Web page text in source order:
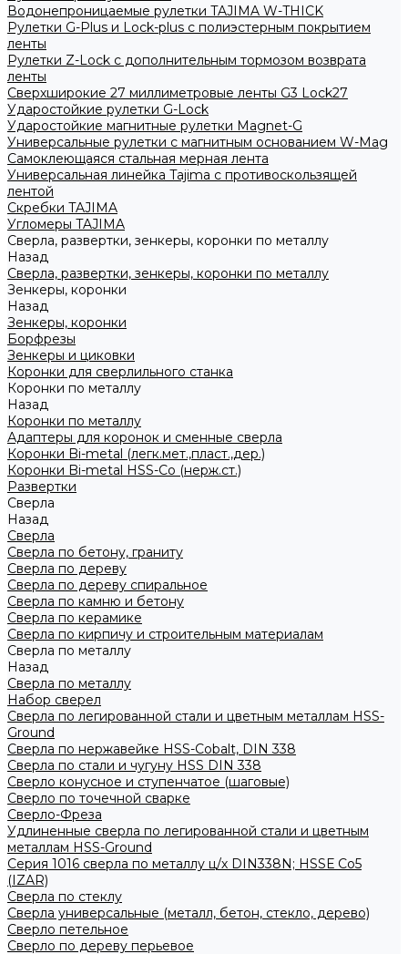
Водонепроницаемые рулетки TAJIMA W-THICK
Рулетки G-Plus и Lock-plus с полиэстерным покрытием
ленты
Рулетки Z-Lock с дополнительным тормозом возврата
ленты
Сверхширокие 27 миллиметровые ленты G3 Lock27
Ударостойкие рулетки G-Lock
Ударостойкие магнитные рулетки Magnet-G
Универсальные рулетки с магнитным основанием W-Mag
Самоклеющаяся стальная мерная лента
Универсальная линейка Tajima с противоскользящей
лентой
Скребки TAJIMA
Угломеры TAJIMA
Сверла, развертки, зенкеры, коронки по металлу
Назад
Сверла, развертки, зенкеры, коронки по металлу
Зенкеры, коронки
Назад
Зенкеры, коронки
Борфрезы
Зенкеры и циковки
Коронки для сверлильного станка
Коронки по металлу
Назад
Коронки по металлу
Адаптеры для коронок и сменные сверла
Коронки Bi-metal (легк.мет.,пласт.,дер.)
Коронки Bi-metal HSS-Co (нерж.ст.)
Развертки
Сверла
Назад
Сверла
Сверла по бетону, граниту
Сверла по дереву
Сверла по дереву спиральное
Сверла по камню и бетону
Сверла по керамике
Сверла по кирпичу и строительным материалам
Сверла по металлу
Назад
Сверла по металлу
Набор сверел
Сверла по легированной стали и цветным металлам HSS-
Ground
Сверла по нержавейке HSS-Cobalt, DIN 338
Сверла по стали и чугуну HSS DIN 338
Сверло конусное и ступенчатое (шаговые)
Сверло по точечной сварке
Сверло-Фреза
Удлиненные сверла по легированной стали и цветным
металлам HSS-Ground
Серия 1016 сверла по металлу ц/х DIN338N; HSSЕ Со5
(IZAR)
Сверла по стеклу
Сверла универсальные (металл, бетон, стекло, дерево)
Сверло петельное
Сверло по дереву перьевое